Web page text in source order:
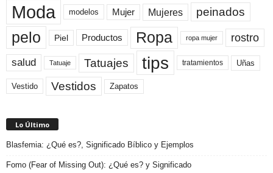
Moda modelos Mujer Mujeres peinados
pelo Piel Productos Ropa ropa mujer rostro
salud Tatuaje Tatuajes tips tratamientos Uñas
Vestido Vestidos Zapatos
Lo Último
Blasfemia: ¿Qué es?, Significado Bíblico y Ejemplos
Fomo (Fear of Missing Out): ¿Qué es? y Significado